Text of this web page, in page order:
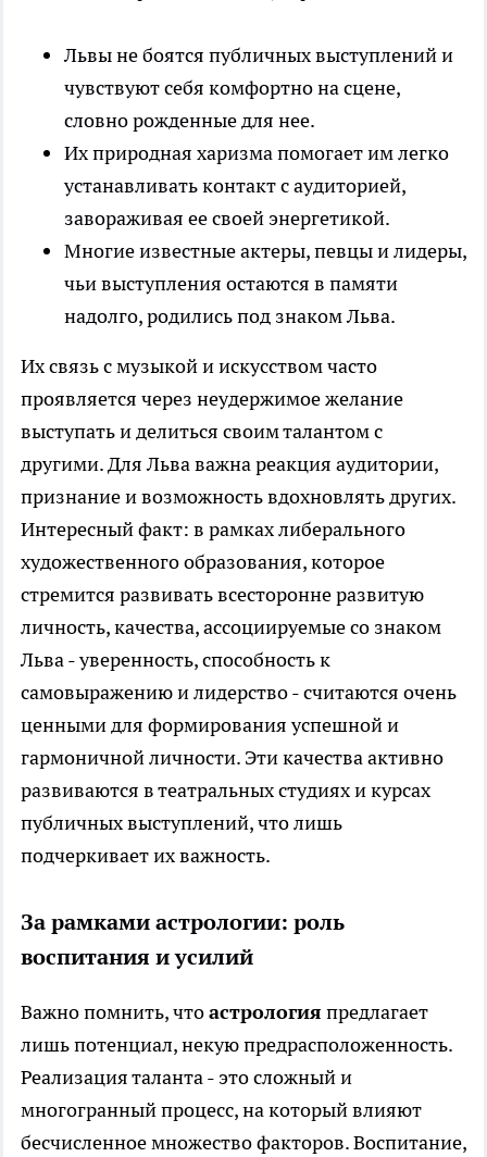
Львы не боятся публичных выступлений и
чувствуют себя комфортно на сцене,
словно рожденные для нее.
Их природная харизма помогает им легко
устанавливать контакт с аудиторией,
завораживая ее своей энергетикой.
Многие известные актеры, певцы и лидеры,
чьи выступления остаются в памяти
надолго, родились под знаком Льва.
Их связь с музыкой и искусством часто
проявляется через неудержимое желание
выступать и делиться своим талантом с
другими. Для Льва важна реакция аудитории,
признание и возможность вдохновлять других.
Интересный факт: в рамках либерального
художественного образования, которое
стремится развивать всесторонне развитую
личность, качества, ассоциируемые со знаком
Льва - уверенность, способность к
самовыражению и лидерство - считаются очень
ценными для формирования успешной и
гармоничной личности. Эти качества активно
развиваются в театральных студиях и курсах
публичных выступлений, что лишь
подчеркивает их важность.
За рамками астрологии: роль
воспитания и усилий
Важно помнить, чтоастрология предлагает
лишь потенциал, некую предрасположенность.
Реализация таланта - это сложный и
многогранный процесс, на который влияют
бесчисленное множество факторов. Воспитание,